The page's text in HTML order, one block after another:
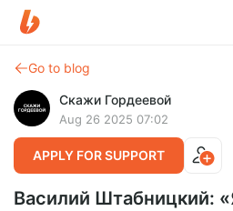
Go to blog
Скажи Гордеевой
Aug 26 2025 07:02
APPLY FOR SUPPORT
Василий Штабницкий: